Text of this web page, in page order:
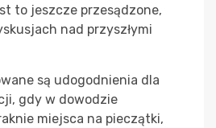
to jeszcze przesądzone,
nad przyszłymi
są udogodnienia dla
gdy w dowodzie
miejsca na pieczątki,